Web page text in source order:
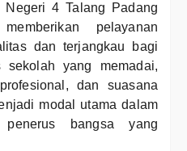
Negeri 4 Talang Padang
pelayanan
dan terjangkau bagi
yang memadai,
dan suasana
modal utama dalam
penerus bangsa yang